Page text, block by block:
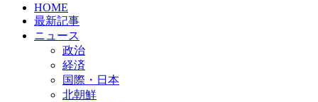
HOME
最新記事
ニュース
政治
経済
国際・日本
北朝鮮